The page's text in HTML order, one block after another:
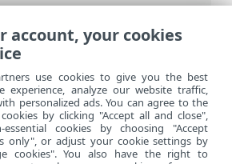
>ESET PROTECT On-
>Sistemas
> macOS
account, your cookies
use cookies to give you the best
experience, analyze our website traffic,
personalized ads. You can agree to the
by clicking "Accept all and close",
cookies by choosing "Accept
only", or adjust your cookie settings by
cookies". You also have the right to